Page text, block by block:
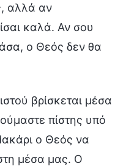
αλλά αν
καλά. Αν σου
ο Θεός δεν θα
βρίσκεται μέσα
πίστης υπό
ο Θεός να
μέσα μας. Ο